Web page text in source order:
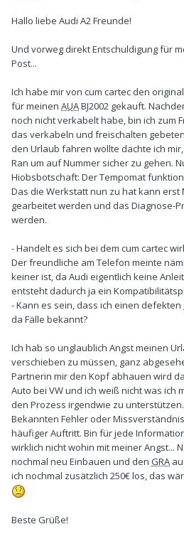
Hallo liebe Audi A2 Freunde!
Und vorweg direkt Entschuldigung für
Post...
Ich habe mir von cum cartec den
für meinen AUABJ2002 gekauft.
noch nicht verkabelt habe, bin ich zum
das verkabeln und freischalten
den Urlaub fahren wollte dachte ich
Ran um auf Nummer sicher zu gehen.
Hiobsbotschaft: Der Tempomat
Das die Werkstatt nun zu hat kann erst
gearbeitet werden und das Diagnose-
werden.
- Handelt es sich bei dem cum cartec
Der freundliche am Telefon meinte
keiner ist, da Audi eigentlich keine
entsteht dadurch ja ein
- Kann es sein, dass ich einen defekten
da Fälle bekannt?
Ich hab so unglaublich Angst meinen
verschieben zu müssen, ganz
Partnerin mir den Kopf abhauen wird
Auto bei VW und ich weiß nicht was ich
den Prozess irgendwie zu
Bekannten Fehler oder
häufiger Auftritt. Bin für jede
wirklich nicht wohin mit meiner Angst...
nochmal neu Einbauen und den GRA
ich nochmal zusätzlich 250€ los, das
Beste Grüße!